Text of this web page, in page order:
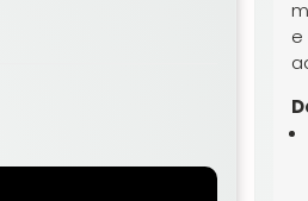
e